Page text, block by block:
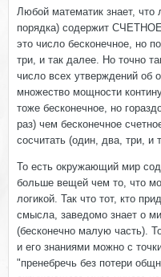
Любой математик знает, что
порядка) содержит
это число бесконечное, но
три, и так далее. Но точно
число всех утверждений об
множество мощности
тоже бесконечное, но
раз) чем бесконечное
сосчитать (один, два, три, и
То есть окружающий мир
больше вещей чем то, что
логикой. Так что тот, кто
смысла, заведомо знает о
(бесконечно малую часть).
и его знаниями можно с
"пренебречь без потери